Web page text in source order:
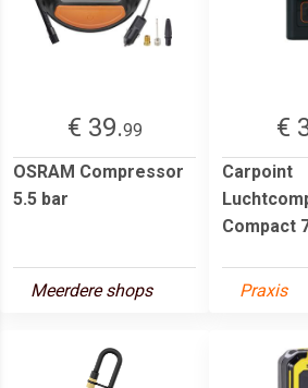
€ 39.99
OSRAM Compressor
5.5 bar
Meerdere shops
€
Carpoint
Compact
Praxis